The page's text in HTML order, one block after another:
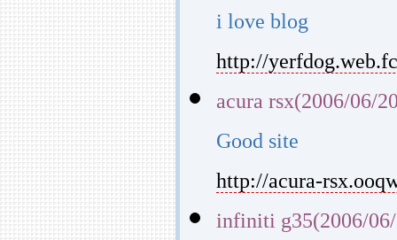
i love blog
http://
acura rsx(2006/06/
Good site
http://acura-
infiniti g35(2006/